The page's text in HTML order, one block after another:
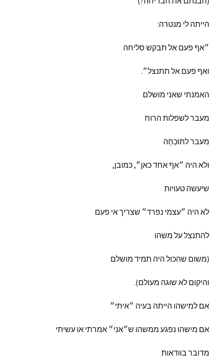
הייתה לי מנטרה:
״אף פעם אל תבקש סליחה
ואף פעם אל תתנצל״.
האמנתי שאני מושלם
מעברלשפלות הרוח
מעברלתּוֹכֵחָה
ולא היה ״אף אחדכאן״,כמובן,
שיעשה טעויות
לא היה ״עצמי נפרד״ שצריךאי פעם
להתנצלעל משהו
(משום שהכול היה תמיד מושלם
והיקום לא שוגה מעולם).
אם למישהו הייתה בעיה ״איתי״
אם מישהו נפגע ממשהו ש״אני״ אמרתי או עשיתי
מדובר בוודאות